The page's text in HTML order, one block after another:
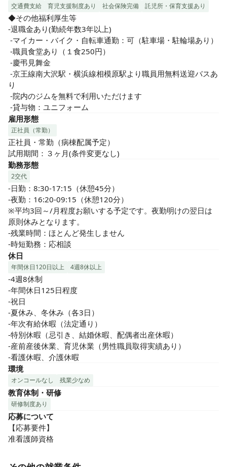
交通費支給 育児支援制度あり 社会保険完備 託児所・保育支援あり
◆その他福利厚生等
-退職金あり(勤続年数3年以上)
り
-貸与物：ユニフォーム
雇用形態
正社員（常勤）
正社員・常勤（病棟配属予定）
試用期間：３ヶ月(条件変更なし)
勤務形態
2交代
-日勤：8:30-17:15（休憩45分）
-夜勤：16:20-09:15（休憩120分）
※平均3回～/月程度お願いする予定です。夜勤明けの翌日は
原則休みとなります。
-残業時間：ほとんど発生しません
-時短勤務：応相談
休日
年間休日120日以上 4週8休以上
-4週8休制
-年間休日125日程度
-祝日
-夏休み、冬休み（各3日）
-年次有給休暇（法定通り）
-特別休暇（忌引き、結婚休暇、配偶者出産休暇）
-産前産後休業、育児休業（男性職員取得実績あり）
-看護休暇、介護休暇
環境
オンコールなし 残業少なめ
教育体制・研修
研修制度あり
応募について
【応募要件】
准看護師資格